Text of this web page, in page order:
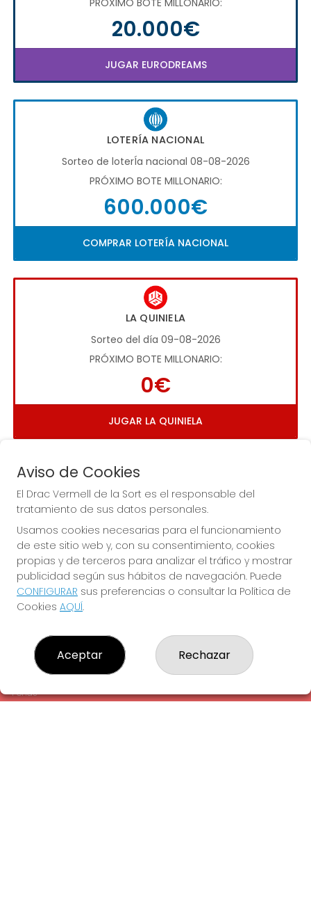
20.000€
JUGAR EURODREAMS
LOTERÍA NACIONAL
Sorteo de loterÍa nacional 08-08-2026
PRÓXIMO BOTE MILLONARIO:
600.000€
COMPRAR LOTERÍA NACIONAL
LA QUINIELA
Sorteo del día 09-08-2026
PRÓXIMO BOTE MILLONARIO:
0€
JUGAR LA QUINIELA
Imagen anterior
EL DRAC VERMELL DE LA SORT
¿Quiénes somos?
Comprar lotería
Contacto
Empresas
Peñas
Aviso de Cookies
El Drac Vermell de la Sort es el responsable del
tratamiento de sus datos personales.
Usamos cookies necesarias para el funcionamiento
de este sitio web y, con su consentimiento, cookies
propias y de terceros para analizar el tráfico y mostrar
publicidad según sus hábitos de navegación. Puede
CONFIGURAR sus preferencias o consultar la Política de
Cookies AQUÍ.
Aceptar Rechazar